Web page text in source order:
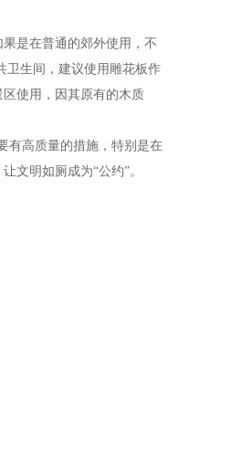
是在普通的郊外使用，不
卫生间，建议使用雕花板作
使用，因其原有的木质
有高质量的措施，特别是在
文明如厕成为“公约”。